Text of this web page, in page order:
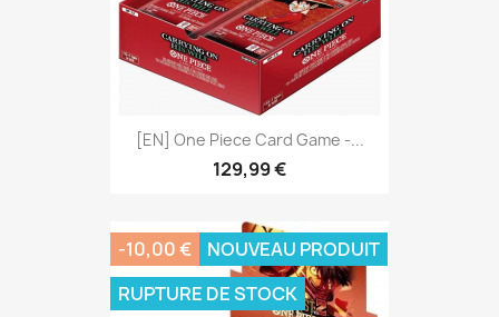
[EN] One Piece Card Game -...
129,99 €
-10,00 €
NOUVEAU PRODUIT
RUPTURE DE STOCK